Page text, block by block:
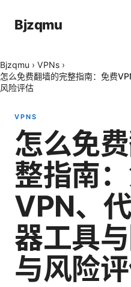
Bjzqmu
Bjzqmu › VPNs ›
怎么免费翻墙的完整指南：免费
风险评估
VPNS
怎么免
整指南
VPN、
器工具
与风险